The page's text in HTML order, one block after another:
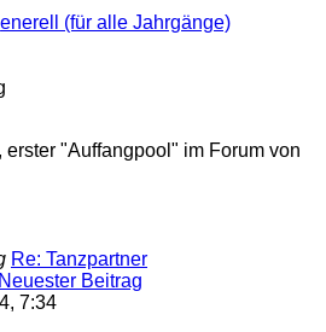
(für alle Jahrgänge)
"Auffangpool" im Forum von
Re: Tanzpartner
Neuester Beitrag
7:34